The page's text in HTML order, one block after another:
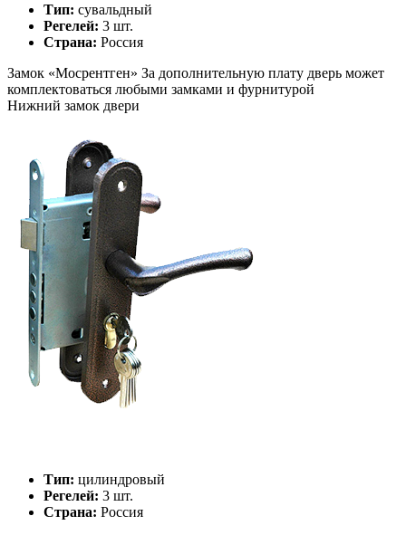
Тип: сувальдный
Регелей: 3 шт.
Страна: Россия
Замок «Мосрентген» За дополнительную плату дверь может
комплектоваться любыми замками и фурнитурой
Нижний замок двери
Тип: цилиндровый
Регелей: 3 шт.
Страна: Россия